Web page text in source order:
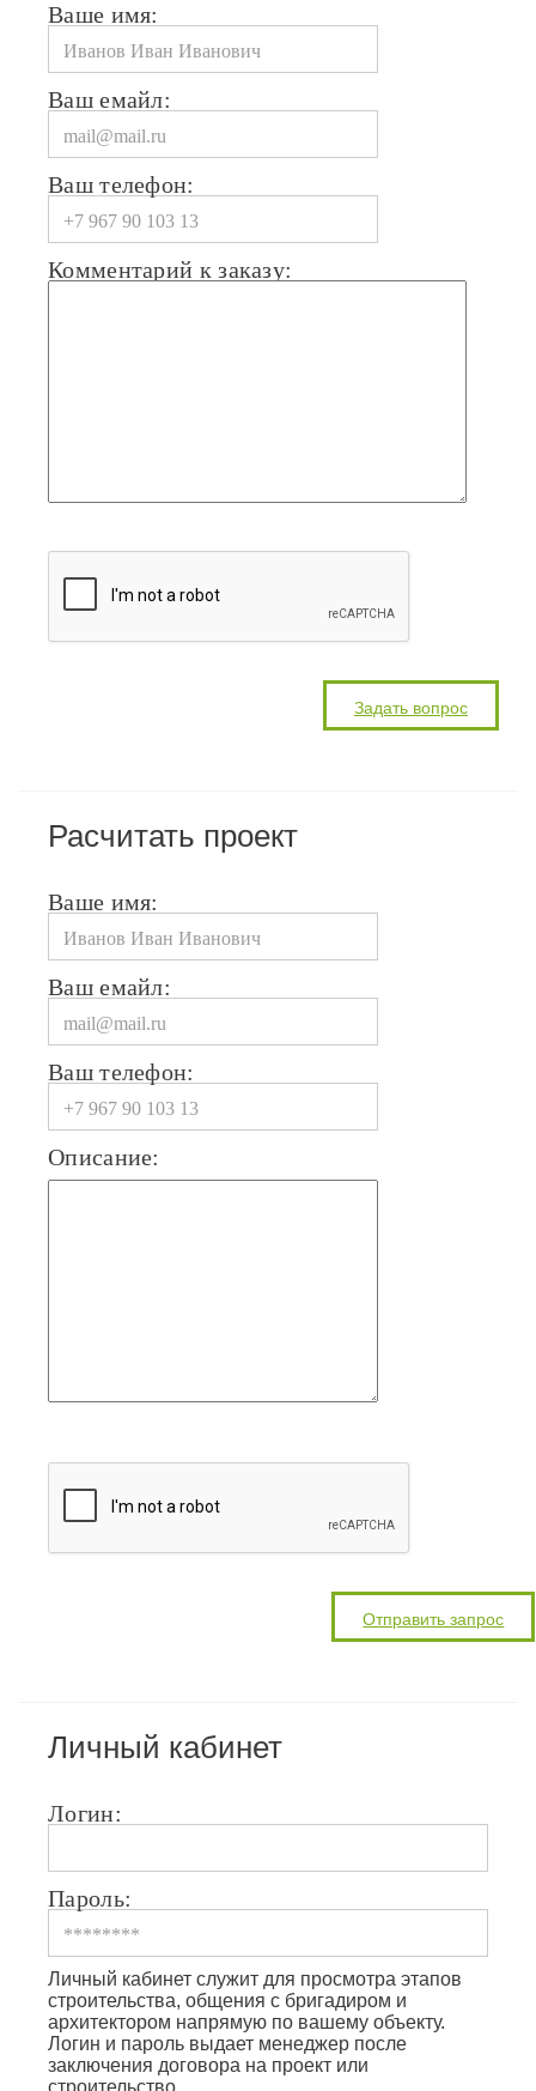
Ваше имя:
Ваш емайл:
Ваш телефон:
Комментарий к заказу:
Расчитать проект
Ваше имя:
Ваш емайл:
Ваш телефон:
Описание:
Личный кабинет
Логин:
Пароль:
Личный кабинет служит для просмотра этапов
строительства, общения с бригадиром и
архитектором напрямую по вашему объекту.
Логин и пароль выдает менеджер после
заключения договора на проект или
строительство.